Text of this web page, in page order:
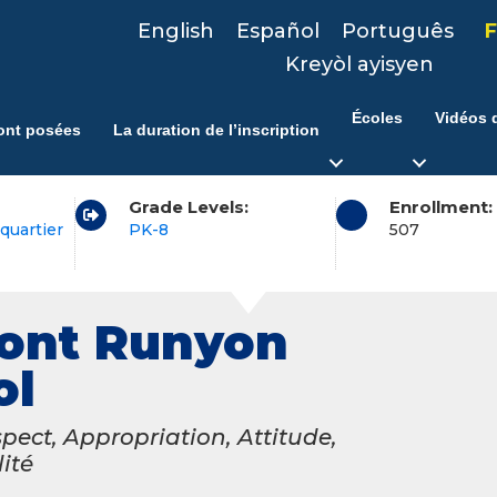
English Español Português
Kreyòl ayisyen
posées La duration de l’inscription
Écoles Vidéos
Grade Levels:
PK-8
Enrollment:
507
Runyon
Appropriation, Attitude,